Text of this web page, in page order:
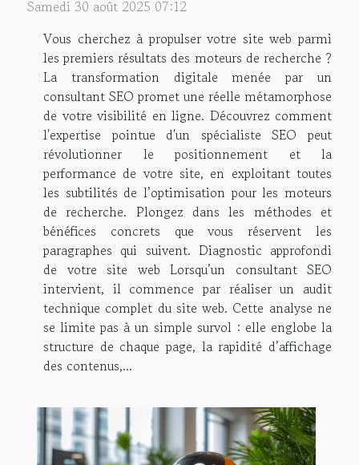
Samedi 30 août 2025 07:12
Vous cherchez à propulser votre site web parmi
les premiers résultats des moteurs de recherche ?
La transformation digitale menée par un
consultant SEO promet une réelle métamorphose
de votre visibilité en ligne. Découvrez comment
l'expertise pointue d'un spécialiste SEO peut
révolutionner le positionnement et la
performance de votre site, en exploitant toutes
les subtilités de l’optimisation pour les moteurs
de recherche. Plongez dans les méthodes et
bénéfices concrets que vous réservent les
paragraphes qui suivent. Diagnostic approfondi
de votre site web Lorsqu’un consultant SEO
intervient, il commence par réaliser un audit
technique complet du site web. Cette analyse ne
se limite pas à un simple survol : elle englobe la
structure de chaque page, la rapidité d’affichage
des contenus,...